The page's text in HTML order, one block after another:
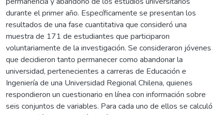
durante el primer año. Específicamente se presentan los
resultados de una fase cuantitativa que consideró una
muestra de 171 de estudiantes que participaron
voluntariamente de la investigación. Se consideraron jóvenes
que decidieron tanto permanecer como abandonar la
universidad, pertenecientes a carreras de Educación e
Ingeniería de una Universidad Regional Chilena, quienes
respondieron un cuestionario en línea con información sobre
seis conjuntos de variables. Para cada uno de ellos se calculó